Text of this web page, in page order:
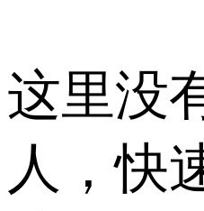
这里没
人，快